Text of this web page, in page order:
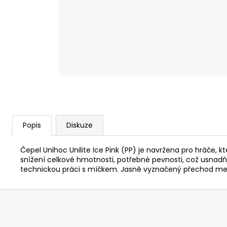
Popis Diskuze
Čepel Unihoc Unilite Ice Pink (PP) je navržena pro hráče,
snížení celkové hmotnosti, potřebné pevnosti, což
technickou práci s míčkem. Jasně vyznačený přechod
Z